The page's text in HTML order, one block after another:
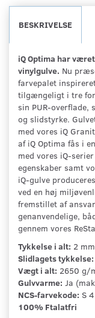
BESKRIVELSE
iQ Optima har
vinylgulve. Nu
farvepalet
tilgængeligt i tre
sin PUR-
og slidstyrke.
med vores iQ
af iQ Optima fås i
med vores iQ-
egenskaber samt
iQ-gulve
ved en høj
fremstillet af
genanvendelige,
gennem vores
Tykkelse i alt: 2
Slidlagets tykkelse:
Vægt i alt: 2650 g/
Gulvvarme: Ja
NCS-farvekode: S
100% Ftalatfri